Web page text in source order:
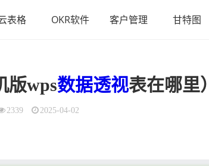
表格 OKR软件 客户管理 甘特图
版wps数据透视表在哪里）
2339 2025-04-02